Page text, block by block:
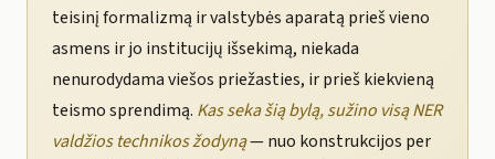
teisinį formalizmą ir valstybės aparatą prieš vieno
asmens ir jo institucijų išsekimą, niekada
nenurodydama viešos priežasties, ir prieš kiekvieną
teismo sprendimą. Kas seka šią bylą, sužino visą NER
valdžios technikos žodyną— nuo konstrukcijos per